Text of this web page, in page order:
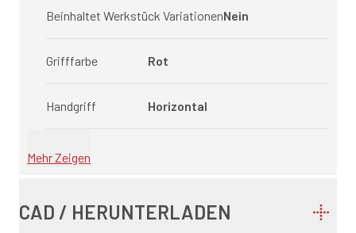
Beinhaltet Werkstück VariationenNein
Grifffarbe Rot
Handgriff Horizontal
Mehr Zeigen
CAD / HERUNTERLADEN